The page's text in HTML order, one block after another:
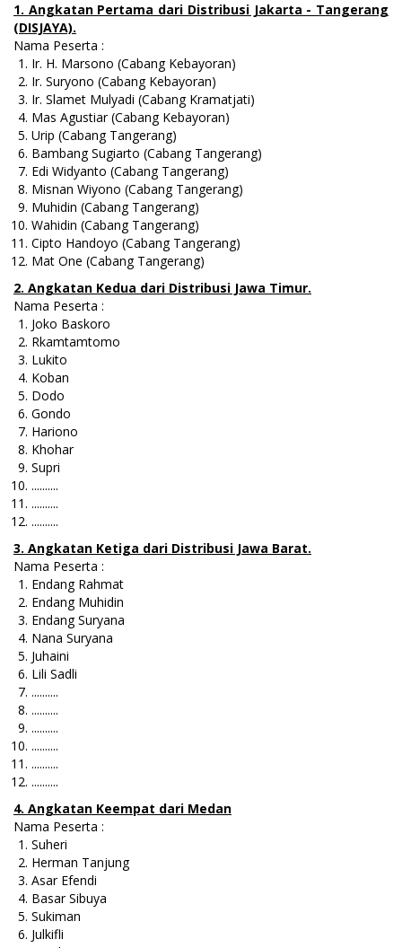
1. Angkatan Pertama dari Distribusi Jakarta - Tangerang
(DISJAYA).
Nama Peserta :
Ir. H. Marsono (Cabang Kebayoran)
Ir. Suryono (Cabang Kebayoran)
Ir. Slamet Mulyadi (Cabang Kramatjati)
Mas Agustiar (Cabang Kebayoran)
Urip (Cabang Tangerang)
Bambang Sugiarto (Cabang Tangerang)
Edi Widyanto (Cabang Tangerang)
Misnan Wiyono (Cabang Tangerang)
Muhidin (Cabang Tangerang)
Wahidin (Cabang Tangerang)
Cipto Handoyo (Cabang Tangerang)
Mat One (Cabang Tangerang)
2. Angkatan Kedua dari Distribusi Jawa Timur.
Nama Peserta :
Joko Baskoro
Rkamtamtomo
Lukito
Koban
Dodo
Gondo
Hariono
Khohar
Supri
..........
..........
..........
3. Angkatan Ketiga dari Distribusi Jawa Barat.
Nama Peserta :
Endang Rahmat
Endang Muhidin
Endang Suryana
Nana Suryana
Juhaini
Lili Sadli
..........
..........
..........
..........
..........
..........
4. Angkatan Keempat dari Medan
Nama Peserta :
Suheri
Herman Tanjung
Asar Efendi
Basar Sibuya
Sukiman
Julkifli